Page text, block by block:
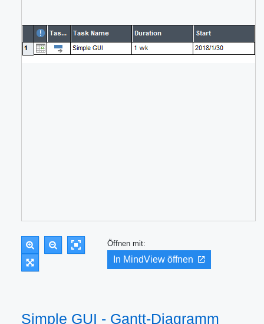
Öffnen mit:
In MindView öffnen
Simple GUI - Gantt-Diagramm